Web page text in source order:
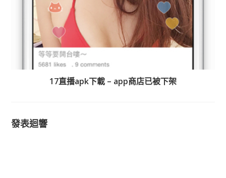
17直播apk下載 – app商店已被下架
發表迴響